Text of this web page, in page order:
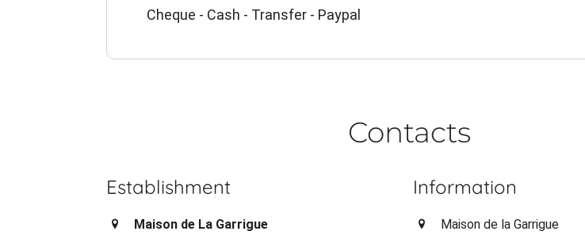
Cheque - Cash - Transfer - Paypal
Contacts
Establishment
Maison de La Garrigue
Information
Maison de la Garrigue